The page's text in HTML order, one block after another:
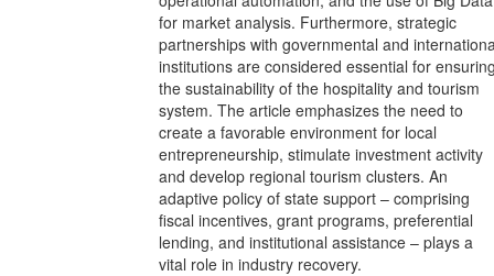
for market analysis. Furthermore, strategic
partnerships with governmental and
institutions are considered essential for
the sustainability of the hospitality and tourism
system. The article emphasizes the need to
create a favorable environment for local
entrepreneurship, stimulate investment activity
and develop regional tourism clusters. An
adaptive policy of state support – comprising
fiscal incentives, grant programs, preferential
lending, and institutional assistance – plays a
vital role in industry recovery.